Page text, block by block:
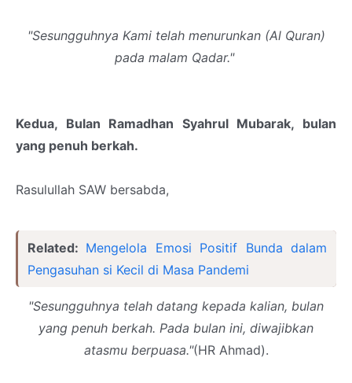
"Sesungguhnya Kami telah menurunkan (Al Quran)
pada malam Qadar."
Kedua, Bulan Ramadhan Syahrul Mubarak, bulan
yang penuh berkah.
Rasulullah SAW bersabda,
Related: Mengelola Emosi Positif Bunda dalam
Pengasuhan si Kecil di Masa Pandemi
"Sesungguhnya telah datang kepada kalian, bulan
yang penuh berkah. Pada bulan ini, diwajibkan
atasmu berpuasa."(HR Ahmad).